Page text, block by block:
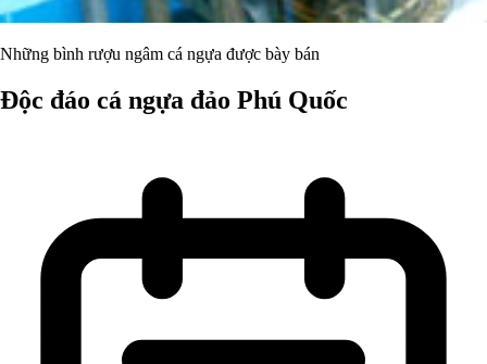
Những bình rượu ngâm cá ngựa được bày bán
Độc đáo cá ngựa đảo Phú Quốc